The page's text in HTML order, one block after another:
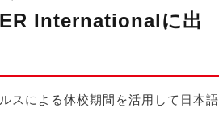
Internationalに出
スによる休校期間を活用して日本語